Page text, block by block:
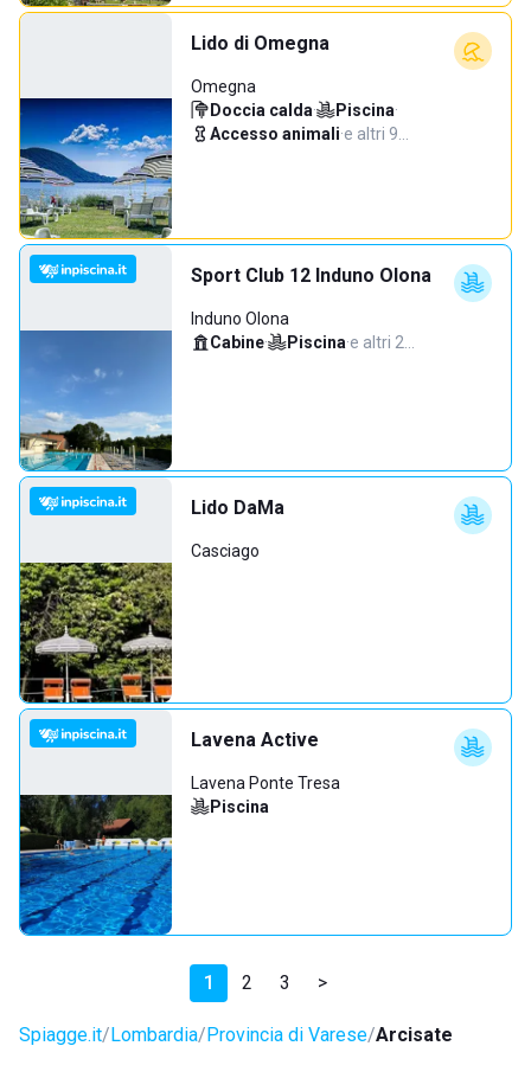
Lido di Omegna
Omegna
Doccia calda· Piscina·
Accesso animali·e altri 9…
Sport Club 12 Induno Olona
Induno Olona
Cabine· Piscina·e altri 2…
Lido DaMa
Casciago
Lavena Active
Lavena Ponte Tresa
Piscina
1 2 3 >
Spiagge.it Lombardia Provincia di Varese Arcisate